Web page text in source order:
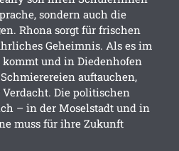
sondern auch die
Rhona sorgt für frischen
Geheimnis. Als es im
und in Diedenhofen
auftauchen,
Die politischen
– in der Moselstadt und in
muss für ihre Zukunft